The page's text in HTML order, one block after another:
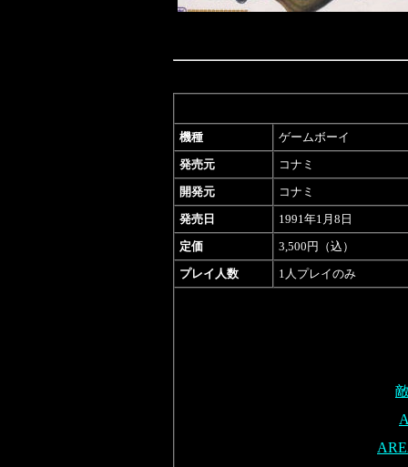
機種
ゲームボーイ
発売元
コナミ
開発元
コナミ
発売日
1991年1月8日
定価
3,500円（込）
プレイ人数
1人プレイのみ